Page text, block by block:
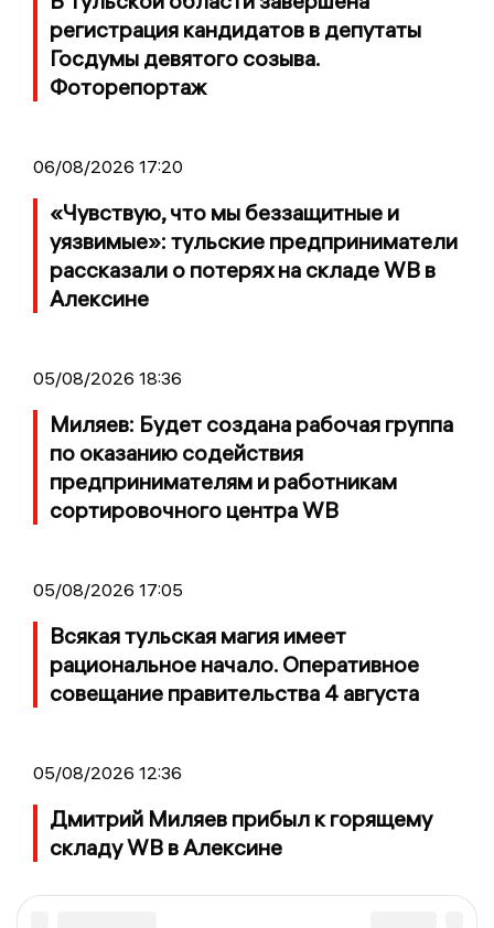
регистрация кандидатов в депутаты
Госдумы девятого созыва.
Фоторепортаж
06/08/2026 17:20
«Чувствую, что мы беззащитные и
уязвимые»: тульские предприниматели
рассказали о потерях на складе WB в
Алексине
05/08/2026 18:36
Миляев: Будет создана рабочая группа
по оказанию содействия
предпринимателям и работникам
сортировочного центра WB
05/08/2026 17:05
Всякая тульская магия имеет
рациональное начало. Оперативное
совещание правительства 4 августа
05/08/2026 12:36
Дмитрий Миляев прибыл к горящему
складу WB в Алексине